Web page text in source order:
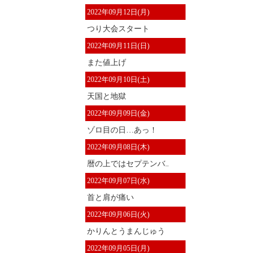
2022年09月12日(月)
つり大会スタート
2022年09月11日(日)
また値上げ
2022年09月10日(土)
天国と地獄
2022年09月09日(金)
ゾロ目の日…あっ！
2022年09月08日(木)
暦の上ではセプテンバ..
2022年09月07日(水)
首と肩が痛い
2022年09月06日(火)
かりんとうまんじゅう
2022年09月05日(月)